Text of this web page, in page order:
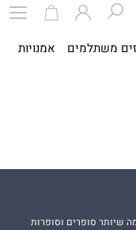
משתלמים אמנויות
שיותר סופרים וסופרות